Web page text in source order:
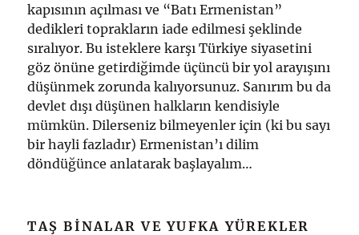
kapısının açılması ve “Batı Ermenistan”
dedikleri toprakların iade edilmesi şeklinde
sıralıyor. Bu isteklere karşı Türkiye siyasetini
göz önüne getirdiğimde üçüncü bir yol arayışını
düşünmek zorunda kalıyorsunuz. Sanırım bu da
devlet dışı düşünen halkların kendisiyle
mümkün. Dilerseniz bilmeyenler için (ki bu sayı
bir hayli fazladır) Ermenistan’ı dilim
döndüğünce anlatarak başlayalım…
TAŞ BINALAR VE YUFKA YÜREKLER